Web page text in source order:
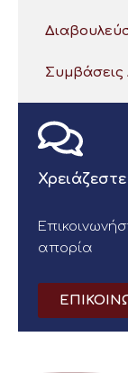
Συμβάσεις
απορία